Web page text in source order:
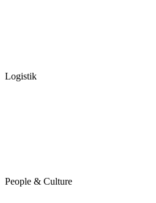
Logistik
People & Culture